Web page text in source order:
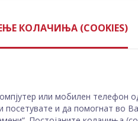
КОЛАЧИЊА (COOKIES)
или мобилен телефон
и да помогнат во